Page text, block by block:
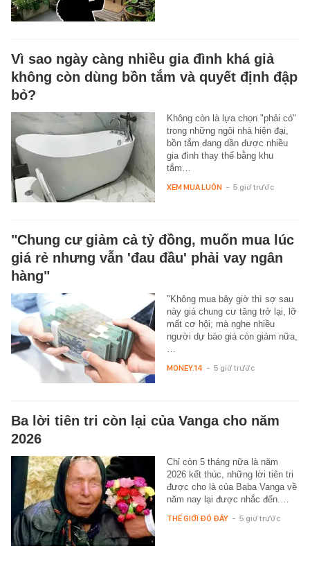
Vì sao ngày càng nhiều gia đình khá giả
không còn dùng bồn tắm và quyết định đập
bỏ?
Không còn là lựa chọn "phải có"
trong những ngôi nhà hiện đại,
bồn tắm đang dần được nhiều
gia đình thay thế bằng khu
tắm…
XEM MUA LUÔN - 5 giờ trước
"Chung cư giảm cả tỷ đồng, muốn mua lúc
giá rẻ nhưng vẫn 'đau đầu' phải vay ngân
hàng"
"Không mua bây giờ thì sợ sau
này giá chung cư tăng trở lại, lỡ
mất cơ hội; mà nghe nhiều
người dự báo giá còn giảm nữa,
…
MONEY.14 - 5 giờ trước
Ba lời tiên tri còn lại của Vanga cho năm
2026
Chỉ còn 5 tháng nữa là năm
2026 kết thúc, những lời tiên tri
được cho là của Baba Vanga về
năm nay lại được nhắc đến.…
THẾ GIỚI ĐÓ ĐÂY - 5 giờ trước